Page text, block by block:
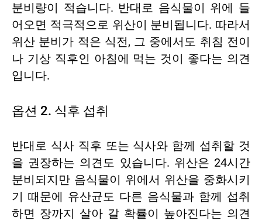
분비량이 적습니다. 반대로 음식물이 위에 들
어오면 적극적으로 위산이 분비됩니다. 따라서
위산 분비가 적은 식전, 그 중에서도 취침 전이
나 기상 직후인 아침에 먹는 것이 좋다는 의견
입니다.
옵션 2. 식후 섭취
반대로 식사 직후 또는 식사와 함께 섭취할 것
을 권장하는 의견도 있습니다. 위산은 24시간
분비되지만 음식물이 위에서 위산을 중화시키
기 때문에 유산균도 다른 음식물과 함께 섭취
하면 장까지 살아 갈 확률이 높아진다는 의견